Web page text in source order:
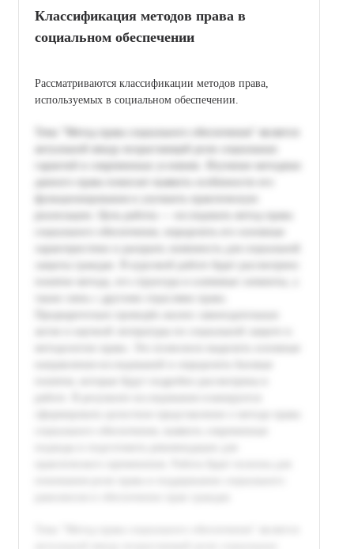
Классификация методов права в
социальном обеспечении
Рассматриваются классификации методов права,
используемых в социальном обеспечении.